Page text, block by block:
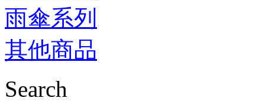
雨傘系列
其他商品
Search